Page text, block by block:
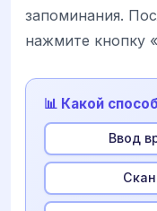
запоминания.
нажмите кнопку
📊 Какой
Ввод